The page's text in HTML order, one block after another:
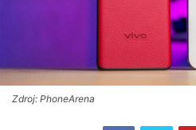
Zdroj: PhoneArena